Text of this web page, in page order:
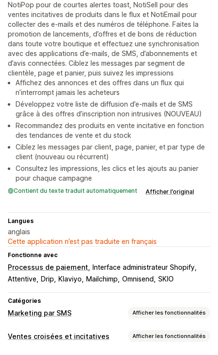
NotiPop pour de courtes alertes toast, NotiSell pour des
ventes incitatives de produits dans le flux et NotiEmail pour
collecter des e-mails et des numéros de téléphone. Faites la
promotion de lancements, d’offres et de bons de réduction
dans toute votre boutique et effectuez une synchronisation
avec des applications d’e-mails, de SMS, d’abonnements et
d’avis connectées. Ciblez les messages par segment de
clientèle, page et panier, puis suivez les impressions
Affichez des annonces et des offres dans un flux qui
n’interrompt jamais les acheteurs
Développez votre liste de diffusion d’e-mails et de SMS
grâce à des offres d’inscription non intrusives (NOUVEAU)
Recommandez des produits en vente incitative en fonction
des tendances de vente et du stock
Ciblez les messages par client, page, panier, et par type de
client (nouveau ou récurrent)
Consultez les impressions, les clics et les ajouts au panier
pour chaque campagne
Contient du texte traduit automatiquement Afficher l’original
Langues
anglais
Cette application n’est pas traduite en français
Fonctionne avec
Processus de paiement
Interface administrateur Shopify
Attentive
Drip Klaviyo Mailchimp Omnisend SKIO
Catégories
Marketing par SMS Afficher les fonctionnalités
Gestion des campagnes
Ventes croisées et incitatives Afficher les fonctionnalités